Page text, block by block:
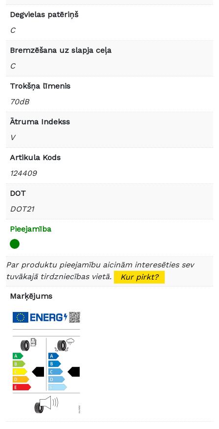
Degvielas patēriņš
C
Bremzēšana uz slapja ceļa
C
Trokšņa līmenis
70dB
Ātruma Indekss
V
Artikula Kods
124409
DOT
DOT21
Pieejamība
Par produktu pieejamību aicinām interesēties sev
tuvākajā tirdzniecības vietā.
Kur pirkt?
Marķējums